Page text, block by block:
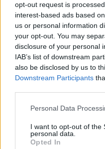
opt-out request is
interest-based ads based
us or personal information
your opt-out. You may
disclosure of your personal
IAB’s list of downstream
also be disclosed by us to
Downstream Participants
Please note that this
not limited to your visit or
grant or deny consent to
Personal Data
I want to opt-out of the
personal data.
Opted In
Ebben a változatban
a szöveg kapott
rendkívül szép és
zenét Szörényi
Illés 50 – Beatünnep
formában adták elő.
neves előadók
Utóbbi a billentyűs
megszólaltatásán túl
anyagát is
közreműködő volt